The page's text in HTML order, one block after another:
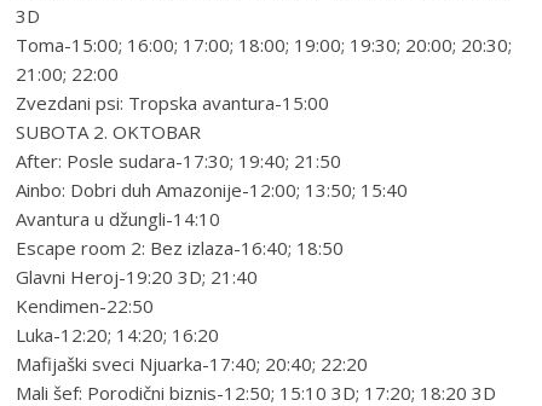
3D
Toma-15:00; 16:00; 17:00; 18:00; 19:00; 19:30; 20:00; 20:30;
21:00; 22:00
Zvezdani psi: Tropska avantura-15:00
SUBOTA 2. OKTOBAR
After: Posle sudara-17:30; 19:40; 21:50
Ainbo: Dobri duh Amazonije-12:00; 13:50; 15:40
Avantura u džungli-14:10
Escape room 2: Bez izlaza-16:40; 18:50
Glavni Heroj-19:20 3D; 21:40
Kendimen-22:50
Luka-12:20; 14:20; 16:20
Mafijaški sveci Njuarka-17:40; 20:40; 22:20
Mali šef: Porodični biznis-12:50; 15:10 3D; 17:20; 18:20 3D